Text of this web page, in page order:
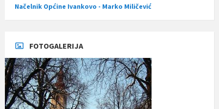
Načelnik Općine Ivankovo - Marko Miličević
FOTOGALERIJA